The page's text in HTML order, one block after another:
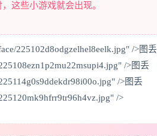
这些小游戏就会出现。
225102d8odgzelhel8eelk.jpg" />图丢
/>图丢
/>图丢
/>